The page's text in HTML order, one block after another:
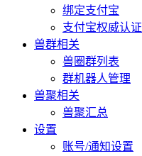
绑定支付宝
支付宝权威认证
兽群相关
兽圈群列表
群机器人管理
兽聚相关
兽聚汇总
设置
账号/通知设置